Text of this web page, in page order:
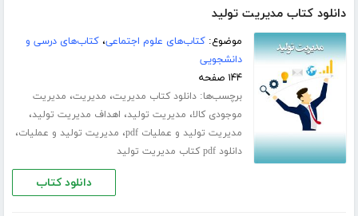
دانلود کتاب مدیریت تولید
موضوع:کتاب‌های علوم اجتماعی،کتاب‌های درسی و
دانشجویی
۱۴۴ صفحه
برچسب‌ها:دانلود کتاب مدیریت، مدیریت، مدیریت
موجودی کالا، مدیریت تولید، اهداف مدیریت تولید،
مدیریت تولید و عملیات pdf ، مدیریت تولید و عملیات،
دانلود pdf کتاب مدیریت تولید
دانلود کتاب